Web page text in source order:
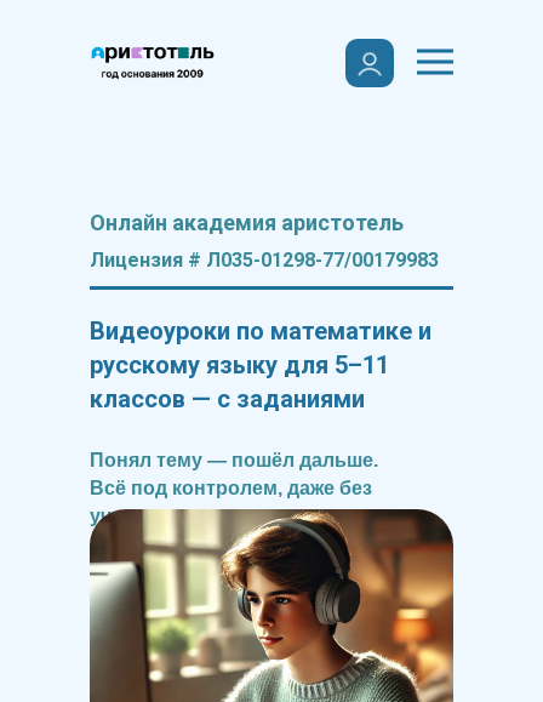
Видеоуроки по математике и
русскому языку для 5–11
классов — с заданиями
Понял тему — пошёл дальше.
Всё под контролем, даже без
учителя.
Лицензия # Л035-01298-77/00179983
Онлайн академия аристотель